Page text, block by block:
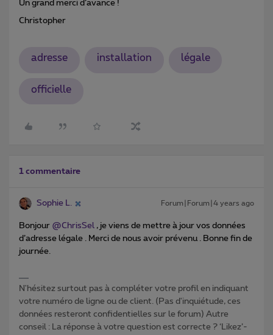
Un grand merci d’avance !
Christopher
adresse installation légale
officielle
1 commentaire
Sophie L. Forum|Forum|4 years ago
Bonjour @ChrisSel , je viens de mettre à jour vos données
d’adresse légale . Merci de nous avoir prévenu . Bonne fin de
journée.
N'hésitez surtout pas à compléter votre profil en indiquant
votre numéro de ligne ou de client. (Pas d'inquiétude, ces
données resteront confidentielles sur le forum) Autre
conseil : La réponse à votre question est correcte ? ‘Likez’-